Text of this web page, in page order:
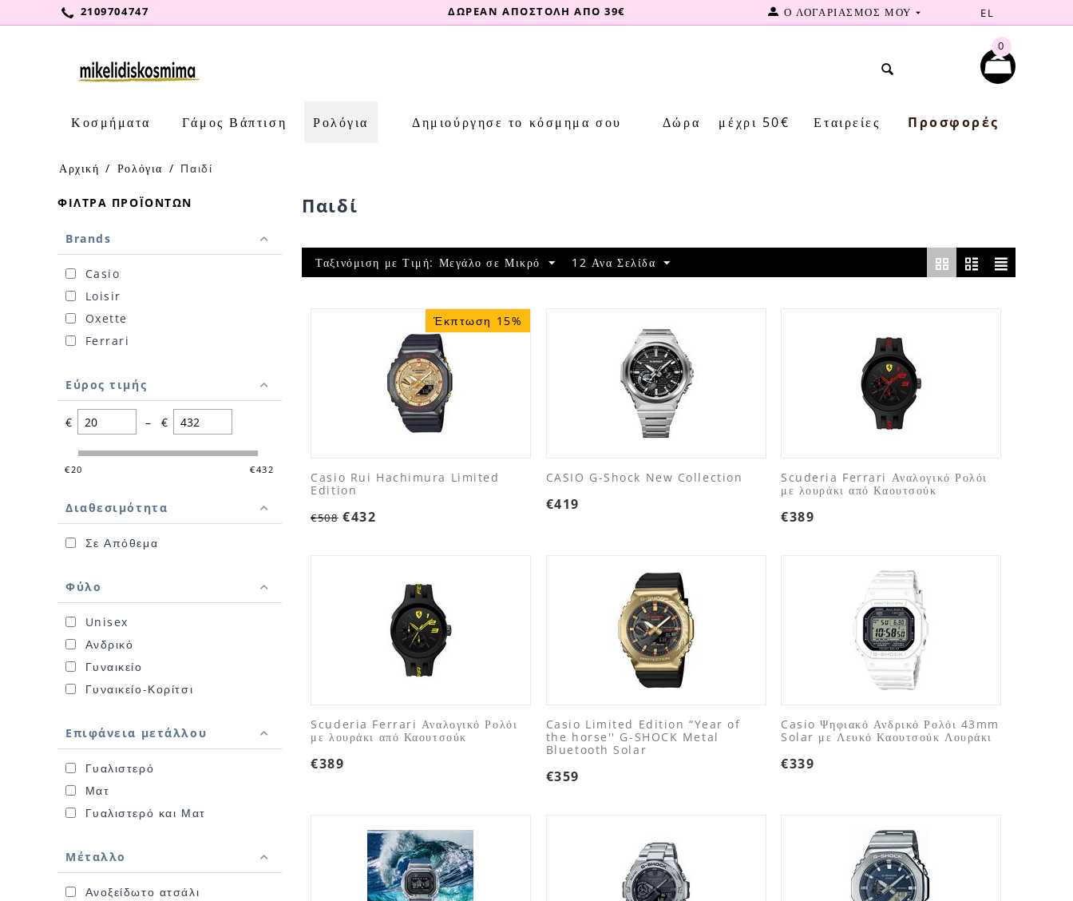
2109704747 ΔΩΡΕΑΝ ΑΠΟΣΤΟΛΗ ΑΠΟ 39€ Ο ΛΟΓΑΡΙΑΣΜΟΣ ΜΟΥ EL
0
Κοσμήματα Γάμος Βάπτιση Ρολόγια Δημιούργησε το κόσμημα σου Δώρα μέχρι 50€ Εταιρείες Προσφορές
Αρχική / Ρολόγια / Παιδί
ΦΊΛΤΡΑ ΠΡΟΪΌΝΤΩΝ
Brands
Casio
Loisir
Oxette
Ferrari
Εύρος τιμής
€ – €
‎€20 ‎€432
Διαθεσιμότητα
Σε Απόθεμα
Φύλο
Unisex
Ανδρικό
Γυναικείο
Γυναικείο-Κορίτσι
Επιφάνεια μετάλλου
Γυαλιστερό
Ματ
Γυαλιστερό και Ματ
Μέταλλο
Ανοξείδωτο ατσάλι
Παιδί
Ταξινόμιση με Τιμή: Μεγάλο σε Μικρό 12 Ανα Σελίδα
Έκπτωση 15%
Casio Rui Hachimura Limited
Edition
€508 €432
CASIO G-Shock New Collection
€419
Scuderia Ferrari Αναλογικό Ρολόι
με λουράκι από Καουτσούκ
€389
Scuderia Ferrari Αναλογικό Ρολόι
με λουράκι από Καουτσούκ
€389
Casio Limited Edition “Year of
the horse'' G-SHOCK Metal
Bluetooth Solar
€359
Casio Ψηφιακό Ανδρικό Ρολόι 43mm
Solar με Λευκό Καουτσούκ Λουράκι
€339